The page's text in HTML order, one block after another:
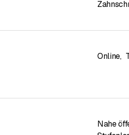
Online,
Nahe